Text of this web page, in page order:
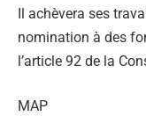
Il achèvera ses
nomination à des
l’article 92 de la
MAP